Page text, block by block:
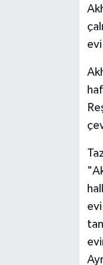
Akhisar Emlak